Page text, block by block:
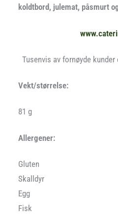
koldtbord, julemat, påsmurt
Tusenvis av fornøyde
Vekt/størrelse:
81 g
Allergener:
Gluten
Skalldyr
Egg
Fisk